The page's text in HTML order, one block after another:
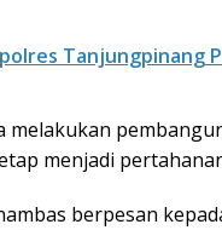
Tanjungpinang
melakukan
menjadi
berpesan